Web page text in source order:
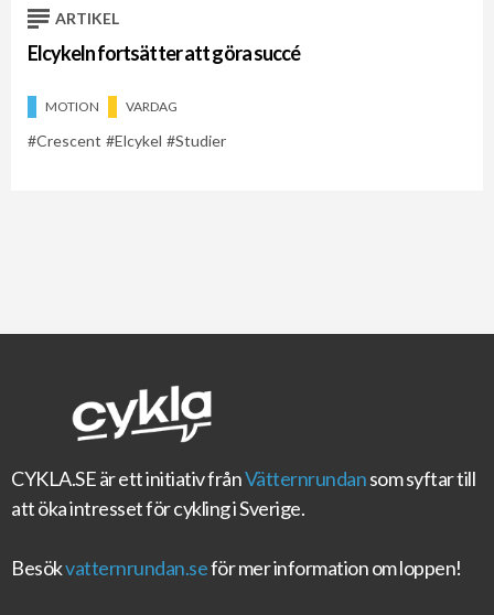
ARTIKEL
Elcykeln fortsätter att göra succé
MOTION VARDAG
Crescent Elcykel Studier
CYKLA.SEär ett initiativ frånVätternrundansom syftar till
att öka intresset för cykling i Sverige.
Besökvatternrundan.seför mer information om loppen!